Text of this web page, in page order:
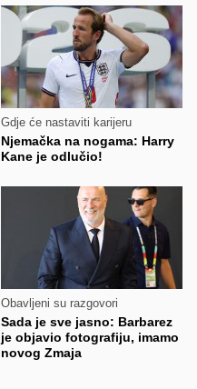
Gdje će nastaviti karijeru
Njemačka na nogama: Harry
Kane je odlučio!
Obavljeni su razgovori
Sada je sve jasno: Barbarez
je objavio fotografiju, imamo
novog Zmaja